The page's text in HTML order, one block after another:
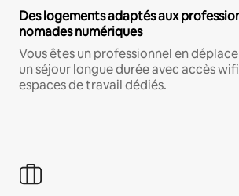
Des logements adaptés aux
nomades numériques
Vous êtes un professionnel en
un séjour longue durée avec accès
espaces de travail dédiés.